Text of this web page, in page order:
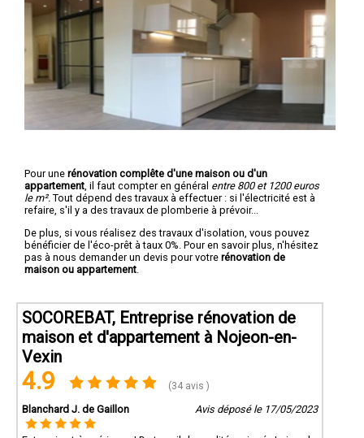
Pour une rénovation complête d'une maison ou d'un
appartement , il faut compter en général entre 800 et 1200 euros
le m². Tout dépend des travaux à effectuer : si l'électricité est à
refaire, s'il y a des travaux de plomberie à prévoir...
De plus, si vous réalisez des travaux d'isolation, vous pouvez
bénéficier de l'éco-prêt à taux 0%. Pour en savoir plus, n'hésitez
pas à nous demander un devis pour votre rénovation de
maison ou appartement
SOCOREBAT, Entreprise rénovation de
maison et d'appartement à Nojeon-en-
Vexin
4.9 (34 avis )
Blanchard J. de Gaillon Avis déposé le 17/05/2023